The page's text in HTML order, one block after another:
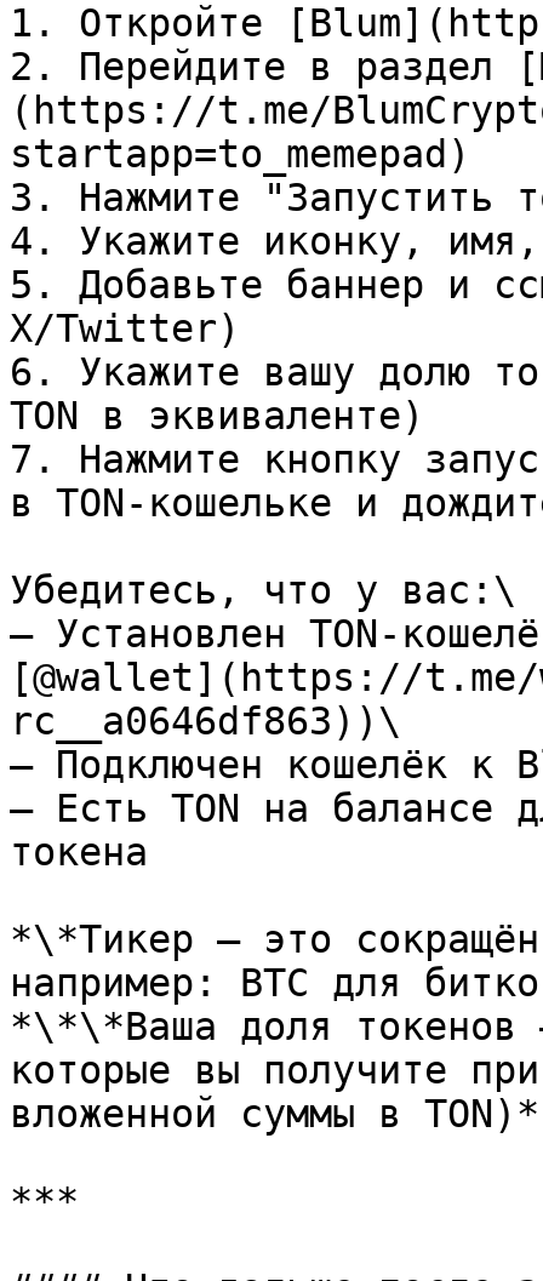
1. Откройте
2. Перейдите в раздел
(https://t.me/
startapp=to_memepad)
3. Нажмите "Запустить
4. Укажите иконку,
5. Добавьте баннер и
X/Twitter)
6. Укажите вашу долю
TON в эквиваленте)
7. Нажмите кнопку
в TON-кошельке и
Убедитесь, что у вас:\
– Установлен TON-
[@wallet](https://
rc__a0646df863))\
– Подключен кошелёк к
– Есть TON на балансе
токена
*\*Тикер — это
например: BTC для
*\*\*Ваша доля токенов
которые вы получите
вложенной суммы в TON)*
***